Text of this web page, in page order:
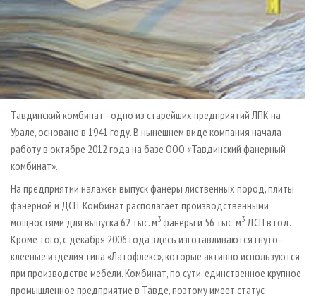
Тавдинский комбинат - одно из старейших предприятий ЛПК на
Урале, основано в 1941 году. В нынешнем виде компания начала
работу в октябре 2012 года на базе ООО «Тавдинский фанерный
комбинат».
На предприятии налажен выпуск фанеры лиственных пород, плиты
фанерной и ДСП. Комбинат располагает производственными
мощностями для выпуска 62 тыс. м3 фанеры и 56 тыс. м3 ДСП в год.
Кроме того, с декабря 2006 года здесь изготавливаются гнуто-
клееные изделия типа «Латофлекс», которые активно используются
при производстве мебели. Комбинат, по сути, единственное крупное
промышленное предприятие в Тавде, поэтому имеет статус